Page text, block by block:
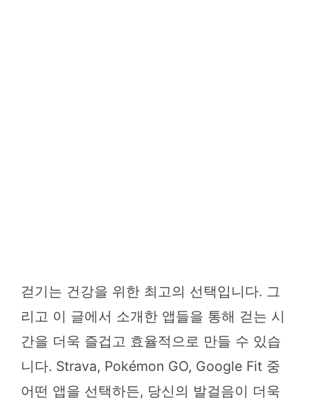
걷기는 건강을 위한 최고의 선택입니다. 그
리고 이 글에서 소개한 앱들을 통해 걷는 시
간을 더욱 즐겁고 효율적으로 만들 수 있습
니다. Strava, Pokémon GO, Google Fit 중
어떤 앱을 선택하든, 당신의 발걸음이 더욱